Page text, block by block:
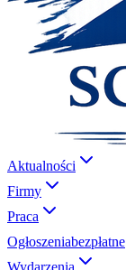
Aktualności
Firmy
Praca
Ogłoszeniabezpłatne
Wydarzenia